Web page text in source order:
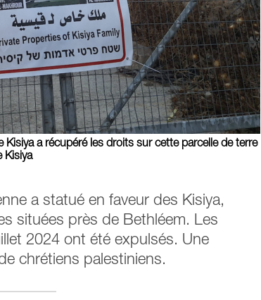
Kisiya a récupéré les droits sur cette parcelle de terre
Kisiya
a statué en faveur des Kisiya,
situées près de Bethléem. Les
2024 ont été expulsés. Une
chrétiens palestiniens.